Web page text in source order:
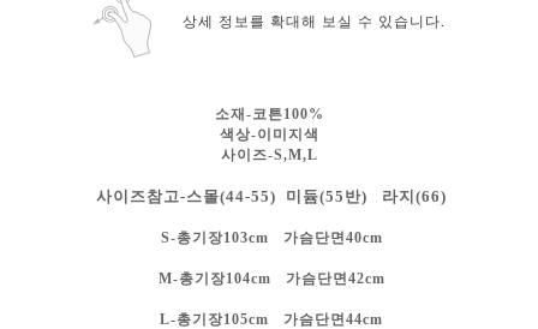
상세 정보를 확대해 보실 수 있습니다.
소재-코튼100%
색상-이미지색
사이즈-S,M,L
사이즈참고-스몰(44-55) 미듐(55반) 라지(66)
S-총기장103cm 가슴단면40cm
M-총기장104cm 가슴단면42cm
L-총기장105cm 가슴단면44cm